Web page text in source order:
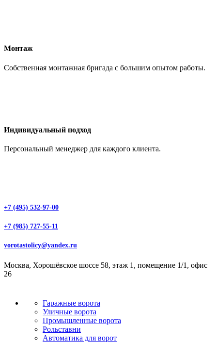
Монтаж
Собственная монтажная бригада с большим опытом работы.
Индивидуальный подход
Персональный менеджер для каждого клиента.
+7 (495) 532-97-00
+7 (985) 727-55-11
vorotastolicy@yandex.ru
Москва, Хорошёвское шоссе 58, этаж 1, помещение 1/1, офис
26
Гаражные ворота
Уличные ворота
Промышленные ворота
Рольставни
Автоматика для ворот